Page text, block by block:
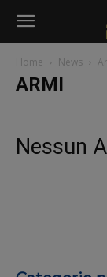
Home News
ARMI
Nessun